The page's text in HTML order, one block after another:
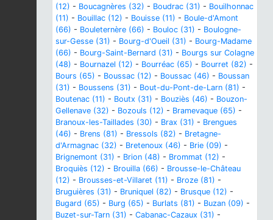
(12) - Boucagnères (32) - Boudrac (31) - Bouilhonnac
(11) - Bouillac (12) - Bouisse (11) - Boule-d'Amont
(66) - Bouleternère (66) - Bouloc (31) - Boulogne-
sur-Gesse (31) - Bourg-d'Oueil (31) - Bourg-Madame
(66) - Bourg-Saint-Bernard (31) - Bourgs sur Colagne
(48) - Bournazel (12) - Bourréac (65) - Bourret (82) -
Bours (65) - Boussac (12) - Boussac (46) - Boussan
(31) - Boussens (31) - Bout-du-Pont-de-Larn (81) -
Boutenac (11) - Boutx (31) - Bouziès (46) - Bouzon-
Gellenave (32) - Bozouls (12) - Bramevaque (65) -
Branoux-les-Taillades (30) - Brax (31) - Brengues
(46) - Brens (81) - Bressols (82) - Bretagne-
d'Armagnac (32) - Bretenoux (46) - Brie (09) -
Brignemont (31) - Brion (48) - Brommat (12) -
Broquiès (12) - Brouilla (66) - Brousse-le-Château
(12) - Brousses-et-Villaret (11) - Broze (81) -
Bruguières (31) - Bruniquel (82) - Brusque (12) -
Bugard (65) - Burg (65) - Burlats (81) - Buzan (09) -
Buzet-sur-Tarn (31) - Cabanac-Cazaux (31) -